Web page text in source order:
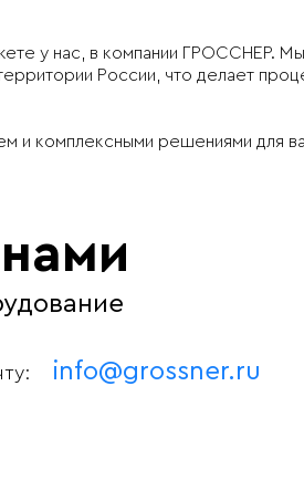
у нас, в компании ГРОССНЕР.
России, что делает
и комплексными решениями для
info@grossner.ru